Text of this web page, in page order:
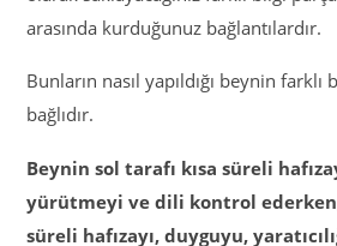
arasında kurduğunuz bağlantılardır.
Bunların nasıl yapıldığı beynin
bağlıdır.
Beynin sol tarafı kısa süreli
yürütmeyi ve dili kontrol
süreli hafızayı, duyguyu,